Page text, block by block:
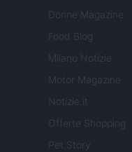
Donne Magazine
Food Blog
Milano Notizie
Motor Magazine
Notizie.it
Offerte Shopping
Pet Story